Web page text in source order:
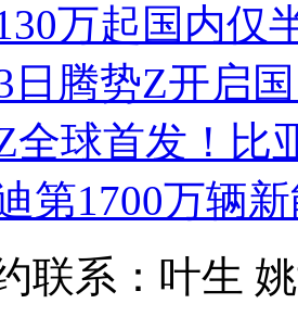
万起国内仅
日腾势Z开启
全球首发！比
第1700万辆
联系：叶生